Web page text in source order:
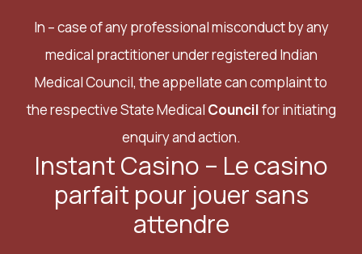
In – case of any professional misconduct by any
medical practitioner under registered Indian
Medical Council, the appellate can complaint to
the respective State Medical Councilfor initiating
enquiry and action.
Instant Casino – Le casino
parfait pour jouer sans
attendre